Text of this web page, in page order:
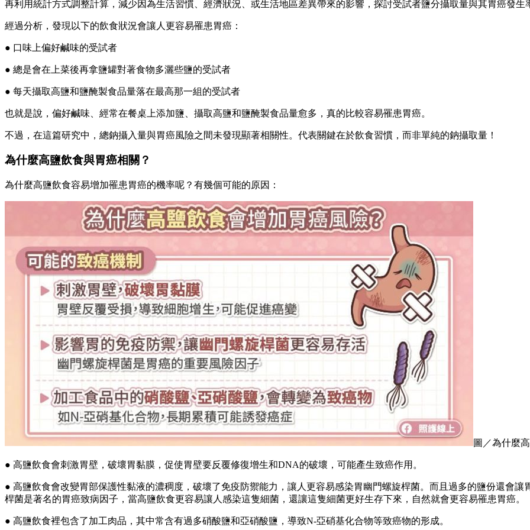
再利用統計方式調整計算，減少因為生活習慣、經濟狀況、或生活地區差異帶來的影響，探討受試者鹽分攝取量與其胃癌發生
經過分析，發現以下的飲食狀況會讓人更容易罹患胃癌：
● 口味上偏好鹹味的受試者
● 總是會在上菜後再拿鹽罐對著食物多灑些鹽的受試者
● 每天攝取高鹽和鹽醃製食品量落在最高那一組的受試者
也就是說，偏好鹹味、經常在餐桌上添加鹽、攝取高鹽和鹽醃製食品量愈多，真的比較容易罹患胃癌。
不過，在這篇研究中，總鈉攝入量與胃癌風險之間未發現顯著相關性。代表關鍵在於飲食習慣，而非單純的鈉攝取量！
為什麼高鹽飲食與胃癌相關？
為什麼高鹽飲食容易增加罹患胃癌的機率呢？有幾個可能的原因：
圖／為什麼
● 高鹽飲食會刺激胃壁，破壞胃黏膜，促使胃壁要反覆修復增生和DNA的破壞，可能產生致癌作用。
● 高鹽飲食會改變胃部保護性黏液的濃稠度，破壞了免疫防禦能力，讓人更容易感染胃幽門螺旋桿菌。而且過多的鹽份還會
桿菌是著名的胃癌致病因子，當高鹽飲食更容易讓人感染這隻細菌，還讓這隻細菌更好生存下來，自然就會更容易罹患胃癌。
● 高鹽飲食裡包含了加工肉品，其中常含有過多硝酸鹽和亞硝酸鹽，導致N-亞硝基化合物等致癌物的形成。